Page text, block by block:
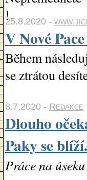
25.8.2020 -
V Nové
Během
se ztrátou
8.7.2020 - Redakce
Dlouho
Paky se blíží.
Práce na